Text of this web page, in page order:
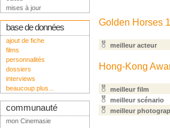
Golden Horses
meilleur acteur
Hong-Kong
meilleur film
meilleur scénario
meilleur
mises à jour
base de données
ajout de fiche
films
personnalités
dossiers
interviews
beaucoup plus...
communauté
mon Cinemasie